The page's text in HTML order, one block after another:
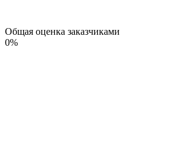
Общая оценка заказчиками
0%